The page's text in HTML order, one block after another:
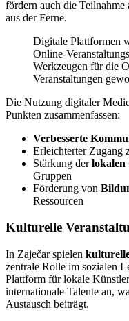
fördern auch die
aus der Ferne.
Digitale Plattformen
Online-
Werkzeugen für die
Veranstaltungen
Die Nutzung digitaler
Punkten zusammenfassen:
Verbesserte
Erleichterter Zugang
Stärkung derlokalen
Gruppen
Förderung von
Ressourcen
Kulturelle
In Zaječar spielen
zentrale Rolle im sozialen
Plattform für lokale
internationale Talente an,
Austausch beiträgt.